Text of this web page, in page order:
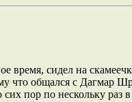
время, сидел на
что общался с Дагмар
пор по нескольку раз